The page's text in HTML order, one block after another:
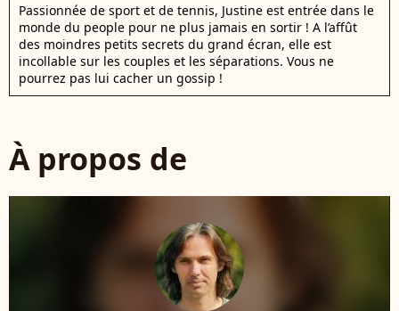
Passionnée de sport et de tennis, Justine est entrée dans le
monde du people pour ne plus jamais en sortir ! A l’affût
des moindres petits secrets du grand écran, elle est
incollable sur les couples et les séparations. Vous ne
pourrez pas lui cacher un gossip !
À propos de